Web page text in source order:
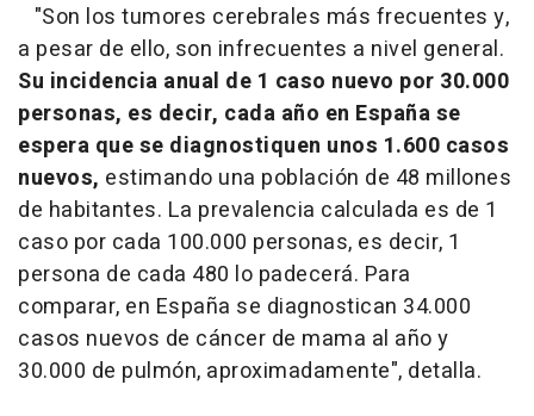
"Son los tumores cerebrales más frecuentes y,
a pesar de ello, son infrecuentes a nivel general.
Su incidencia anual de 1 caso nuevo por 30.000
personas, es decir, cada año en España se
espera que se diagnostiquen unos 1.600 casos
nuevos, estimando una población de 48 millones
de habitantes. La prevalencia calculada es de 1
caso por cada 100.000 personas, es decir, 1
persona de cada 480 lo padecerá. Para
comparar, en España se diagnostican 34.000
casos nuevos de cáncer de mama al año y
30.000 de pulmón, aproximadamente", detalla.